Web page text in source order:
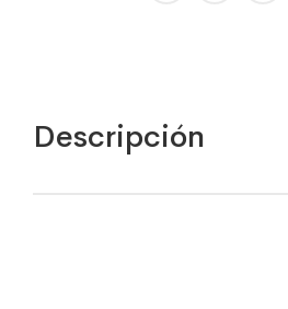
Descripción